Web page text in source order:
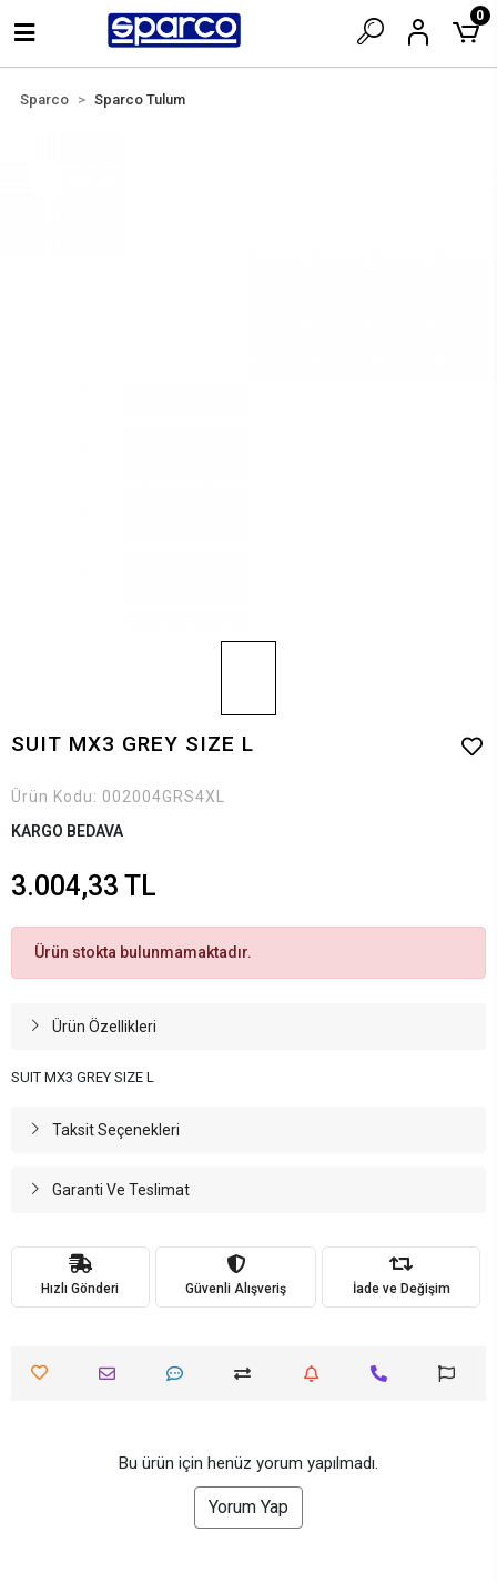
0
Sparco Sparco Tulum
SUIT MX3 GREY SIZE L
Ürün Kodu: 002004GRS4XL
KARGO BEDAVA
3.004,33 TL
Ürün stokta bulunmamaktadır.
Ürün Özellikleri
SUIT MX3 GREY SIZE L
Taksit Seçenekleri
Garanti Ve Teslimat
Hızlı Gönderi Güvenli Alışveriş İade ve Değişim
Bu ürün için henüz yorum yapılmadı.
Yorum Yap